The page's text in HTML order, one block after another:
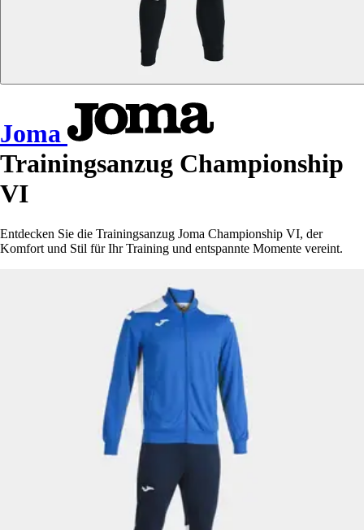
Joma
Trainingsanzug Championship
VI
Entdecken Sie die Trainingsanzug Joma Championship VI, der
Komfort und Stil für Ihr Training und entspannte Momente vereint.